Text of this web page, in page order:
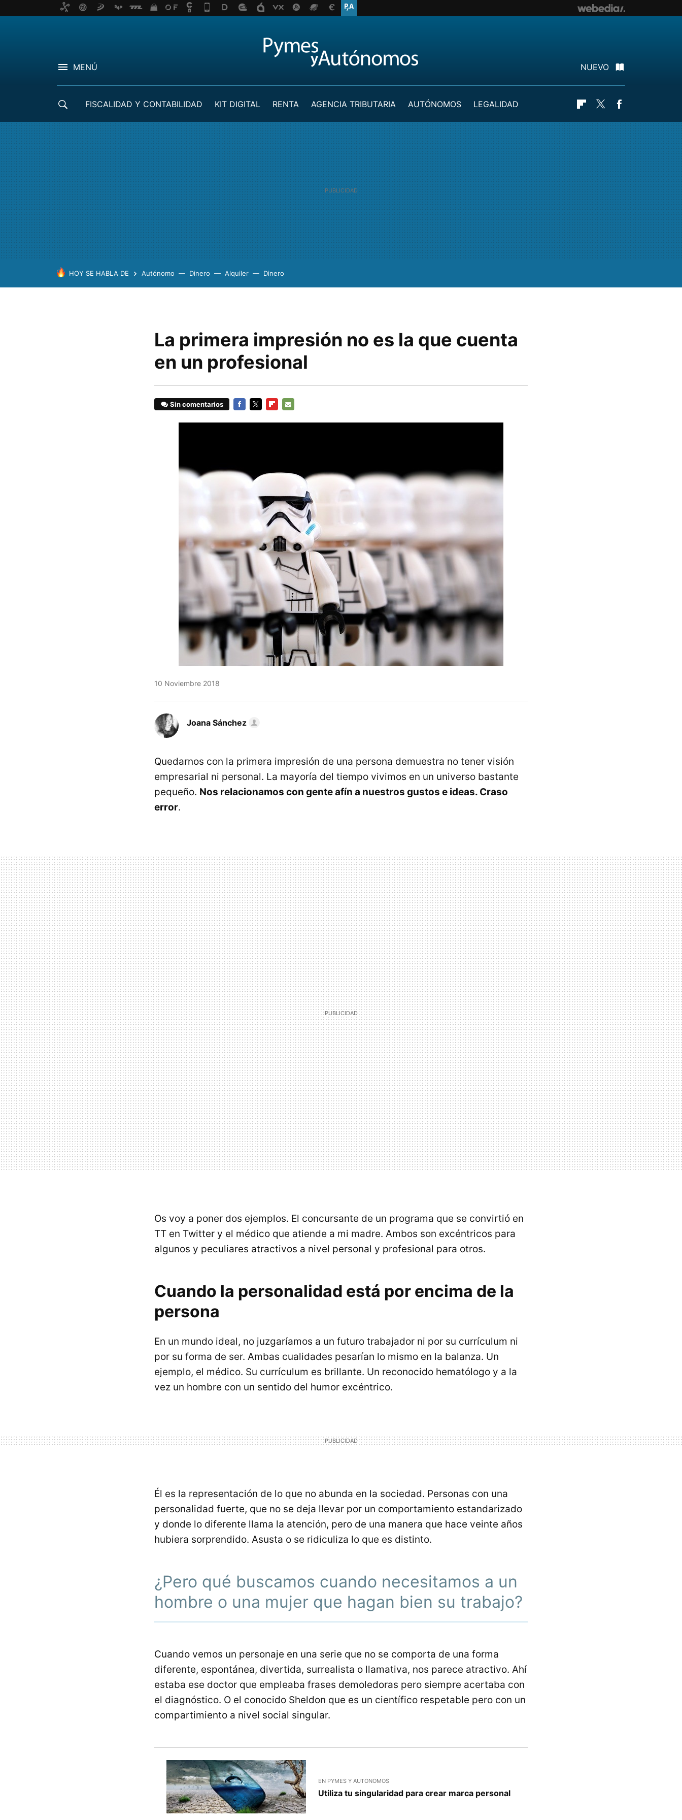
MENÚ NUEVO
FISCALIDAD Y CONTABILIDAD KIT DIGITAL RENTA AGENCIA TRIBUTARIA AUTÓNOMOS
LEGALIDAD
Flipboard
Twitter
HOY SE HABLA DE Autónomo Dinero Alquiler Dinero
La primera impresión no es la que cuenta
en un profesional
Sin comentarios
10 Noviembre 2018
Joana Sánchez
Quedarnos con la primera impresión de una persona demuestra no tener visión
empresarial ni personal. La mayoría del tiempo vivimos en un universo bastante
pequeño. Nos relacionamos con gente afín a nuestros gustos e ideas. Craso
error.
Os voy a poner dos ejemplos. El concursante de un programa que se convirtió en
TT en Twitter y el médico que atiende a mi madre. Ambos son excéntricos para
algunos y peculiares atractivos a nivel personal y profesional para otros.
Cuando la personalidad está por encima de la
persona
En un mundo ideal, no juzgaríamos a un futuro trabajador ni por su currículum ni
por su forma de ser. Ambas cualidades pesarían lo mismo en la balanza. Un
ejemplo, el médico. Su currículum es brillante. Un reconocido hematólogo y a la
vez un hombre con un sentido del humor excéntrico.
Él es la representación de lo que no abunda en la sociedad. Personas con una
personalidad fuerte, que no se deja llevar por un comportamiento estandarizado
y donde lo diferente llama la atención, pero de una manera que hace veinte años
hubiera sorprendido. Asusta o se ridiculiza lo que es distinto.
¿Pero qué buscamos cuando necesitamos a un
hombre o una mujer que hagan bien su trabajo?
Cuando vemos un personaje en una serie que no se comporta de una forma
diferente, espontánea, divertida, surrealista o llamativa, nos parece atractivo. Ahí
estaba ese doctor que empleaba frases demoledoras pero siempre acertaba con
el diagnóstico. O el conocido Sheldon que es un científico respetable pero con un
compartimiento a nivel social singular.
EN PYMES Y AUTONOMOS
Utiliza tu singularidad para crear marca personal